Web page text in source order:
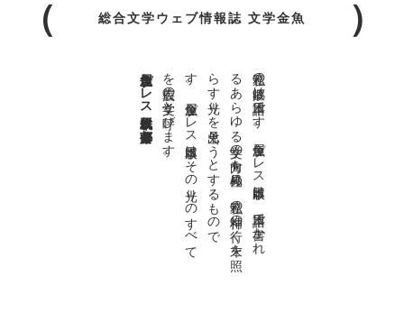
総合文学ウェブ情報誌 文学金魚
私達の
故郷は
日本語で
す
。
金魚屋プ
レ
ス
日本版は
、
日本語で
書か
れ
る
あ
ら
ゆ
る
文学の
方向を
見極め
、
私達の
精神の
行く
末を
照
ら
す
光り
を
見出そ
う
と
す
る
も
の
で
す
。
金魚屋プ
レ
ス
日本版は
そ
の
光り
の
す
べ
て
を
広義の
文学と
呼び
ま
す
。
金魚屋プレス日本版代表 齋藤都